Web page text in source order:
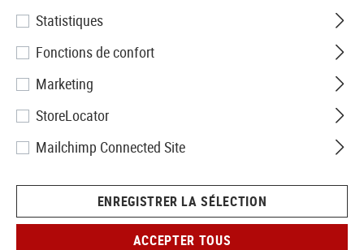
Statistiques
Fonctions de confort
Marketing
StoreLocator
Mailchimp Connected Site
ENREGISTRER LA SÉLECTION
ACCEPTER TOUS